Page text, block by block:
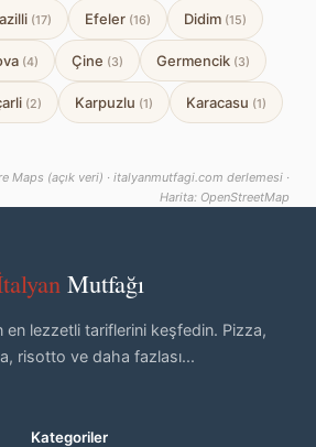
(17) Efeler (16) Didim (15)
(4) Çine (3) Germencik (3)
(2) Karpuzlu (1) Karacasu (1)
Maps (açık veri) · italyanmutfagi.com derlemesi ·
Harita: OpenStreetMap
Mutfağı
en lezzetli tariflerini keşfedin. Pizza,
risotto ve daha fazlası...
Kategoriler